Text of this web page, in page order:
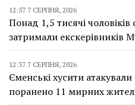
12:57 7 СЕРПНЯ, 2026
Понад 1,5 тисячі чоловіків
затримали екскерівників
12:37 7 СЕРПНЯ, 2026
Єменські хусити
поранено 11 мирних